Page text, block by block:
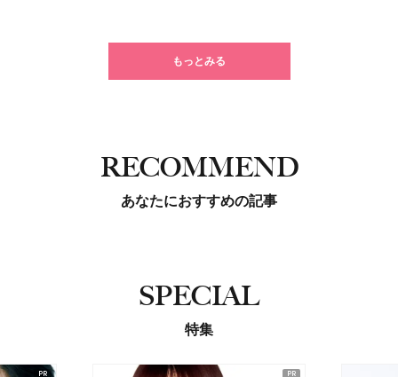
もっとみる
RECOMMEND
あなたにおすすめの記事
SPECIAL
特集